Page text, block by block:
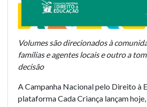
Volumes são direcionados à
famílias e agentes locais e outro a
decisão
A Campanha Nacional pelo Direito à
plataforma Cada Criança lançam